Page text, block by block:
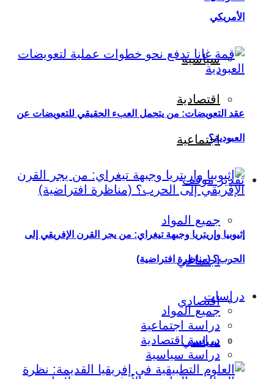
سياسية
اقتصادية
اجتماعية
تقدير موقف
جميع المواد
اجتماعي
اقتصادي
سياسي
الأمريكي
عقد التعويضات: من يتحمل العبء الحقيقي للتعويضات عن
العبودية؟
إثيوبيا وإريتريا وجبهة تيغراي: من يجر القرن الإفريقي إلى
الحرب؟ (مناظرة افتراضية)
دراسات
جميع المواد
دراسة اجتماعية
دراسة اقتصادية
دراسة سياسية